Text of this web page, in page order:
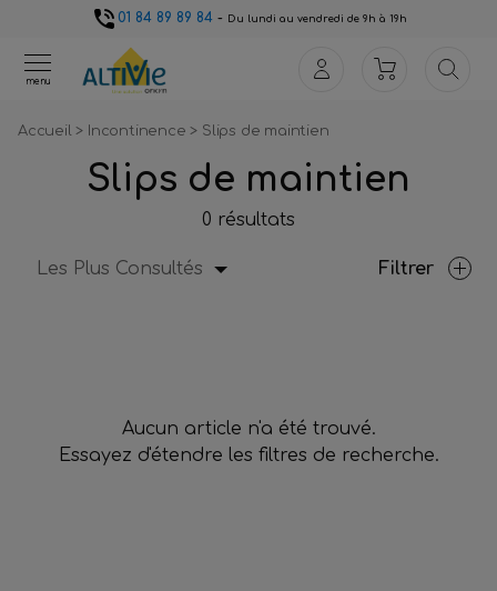
01 84 89 89 84- Du lundi au vendredi de 9h à 19h
menu
Accueil> Incontinence> Slips de maintien
Slips de maintien
0 résultats
Les Plus Consultés Filtrer
Aucun article n'a été trouvé.
Essayez d'étendre les filtres de recherche.